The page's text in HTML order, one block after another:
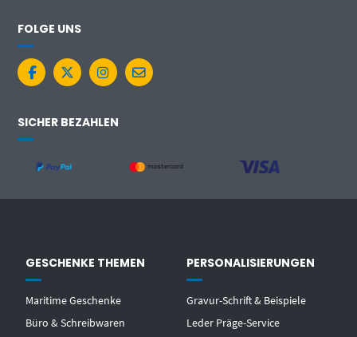
FOLGE UNS
SICHER BEZAHLEN
GESCHENKE THEMEN
Maritime Geschenke
Büro & Schreibwaren
PERSONALISIERUNGEN
Gravur-Schrift & Beispiele
Leder Präge-Service